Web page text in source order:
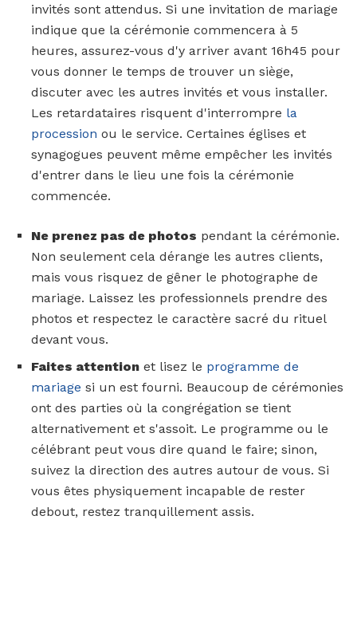
invités sont attendus. Si une invitation de mariage
indique que la cérémonie commencera à 5
heures, assurez-vous d'y arriver avant 16h45 pour
vous donner le temps de trouver un siège,
discuter avec les autres invités et vous installer.
Les retardataires risquent d'interrompre la
procession ou le service. Certaines églises et
synagogues peuvent même empêcher les invités
d'entrer dans le lieu une fois la cérémonie
commencée.
Ne prenez pas de photos pendant la cérémonie.
Non seulement cela dérange les autres clients,
mais vous risquez de gêner le photographe de
mariage. Laissez les professionnels prendre des
photos et respectez le caractère sacré du rituel
devant vous.
Faites attention et lisez le programme de
mariage si un est fourni. Beaucoup de cérémonies
ont des parties où la congrégation se tient
alternativement et s'assoit. Le programme ou le
célébrant peut vous dire quand le faire; sinon,
suivez la direction des autres autour de vous. Si
vous êtes physiquement incapable de rester
debout, restez tranquillement assis.